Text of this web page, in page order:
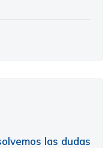
las dudas